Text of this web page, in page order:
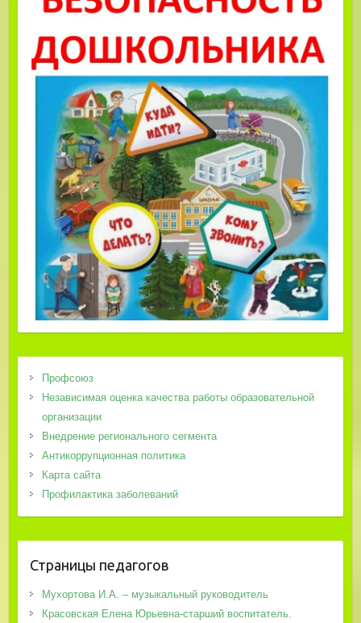
Профсоюз
Независимая оценка качества работы образовательной
организации
Внедрение регионального сегмента
Антикоррупционная политика
Карта сайта
Профилактика заболеваний
Страницы педагогов
Мухортова И.А. – музыкальный руководитель
Красовская Елена Юрьевна-старший воспитатель.